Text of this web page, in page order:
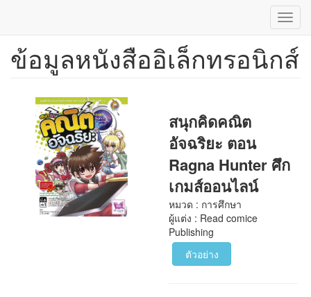
ข้าม
ข้อมูลหนังสืออิเล็กทรอนิกส์
สนุกคิดคณิต
อัจฉริยะ ตอน
Ragna Hunter ศึก
เกมส์ออนไลน์
หมวด : การศึกษา
ผู้แต่ง : Read comice
Publishing
ตัวอย่าง